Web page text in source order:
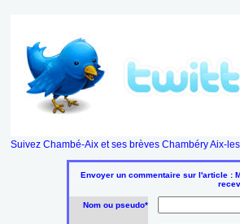
Suivez Chambé-Aix et ses brèves Chambéry Aix-
Envoyer un commentaire sur l'article :
Nom ou pseudo*